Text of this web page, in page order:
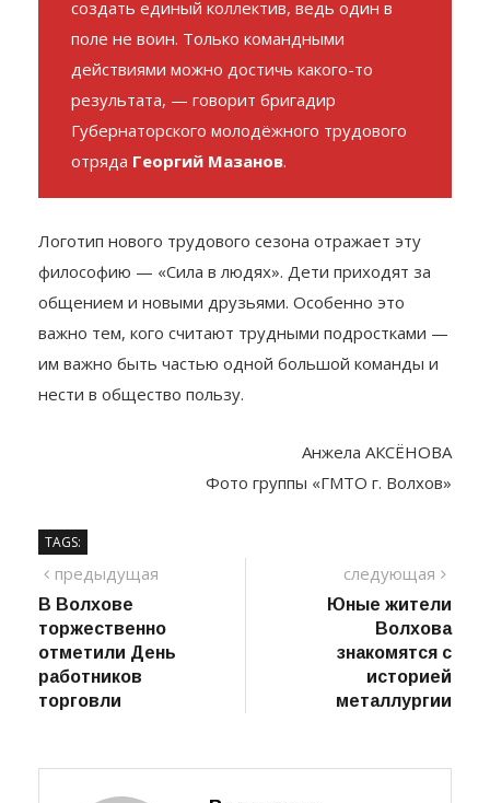
— Мы стараемся привить любовь к труду и
создать единый коллектив, ведь один в
поле не воин. Только командными
действиями можно достичь какого-то
результата, — говорит бригадир
Губернаторского молодёжного трудового
Логотип нового трудового сезона отражает эту
философию — «Сила в людях». Дети приходят за
общением и новыми друзьями. Особенно это
важно тем, кого считают трудными подростками —
им важно быть частью одной большой команды и
TAGS:
Навигация
по
записям
предыдущая
В Волхове
торжественно
отметили День
следующая
пост
Юные жители
Волхова
знакомятся с